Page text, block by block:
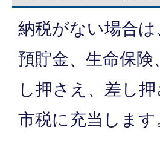
納税がない場合
預貯金、生命保
し押さえ、差し
市税に充当します